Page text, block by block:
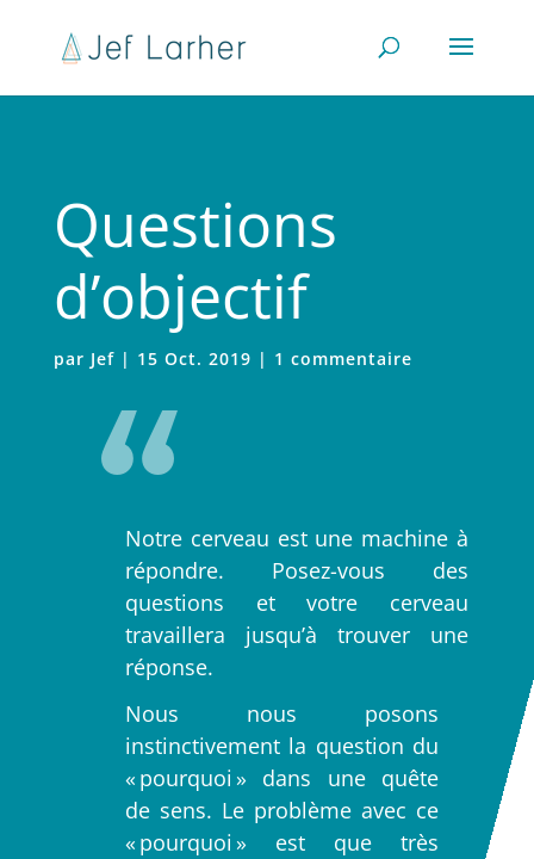
Questions
d’objectif
par Jef| 15 Oct. 2019 | 1 commentaire
Notre cerveau est une machine à
répondre. Posez-vous des
questions et votre cerveau
travaillera jusqu’à trouver une
réponse.
Nous nous posons
instinctivement la question du
« pourquoi » dans une quête
de sens. Le problème avec ce
« pourquoi » est que très